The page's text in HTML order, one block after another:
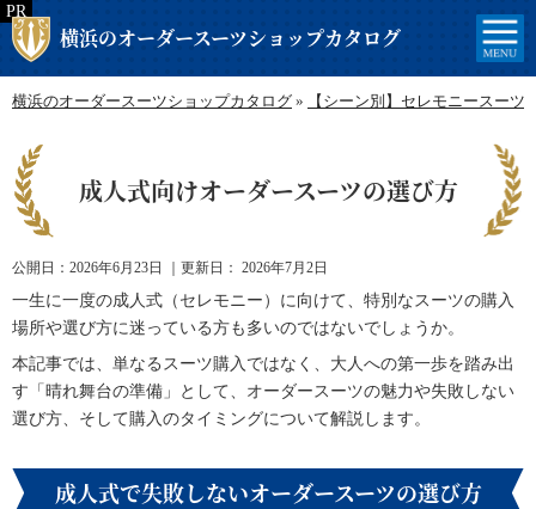
横浜のオーダースーツショップカタログ
横浜のオーダースーツショップカタログ » 【シーン別】セレモニースー
成人式向けオーダースーツの選び方
公開日： 2026年6月23日 ｜更新日： 2026年7月2日
一生に一度の成人式（セレモニー）に向けて、特別なスーツの購入
場所や選び方に迷っている方も多いのではないでしょうか。
本記事では、単なるスーツ購入ではなく、大人への第一歩を踏み出
す「晴れ舞台の準備」として、オーダースーツの魅力や失敗しない
選び方、そして購入のタイミングについて解説します。
成人式で失敗しないオーダースーツの選び方